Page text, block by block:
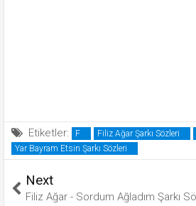
Etiketler: F Filiz Ağar Şarkı Sözleri
Yar Bayram Etsin Şarkı Sözleri
Next
Filiz Ağar - Sordum Ağladım Şarkı